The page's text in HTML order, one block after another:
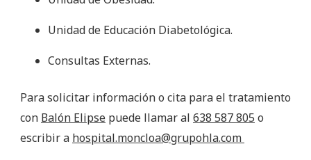
Unidad de Educación Diabetológica.
Consultas Externas.
Para solicitar información o cita para el tratamiento
con Balón Elipse puede llamar al 638 587 805 o
escribir a hospital.moncloa@grupohla.com